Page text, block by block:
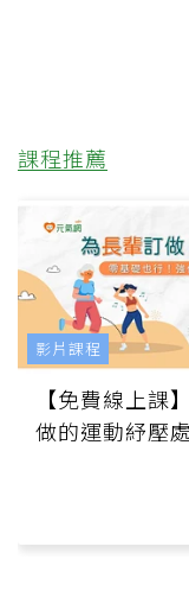
課程推薦
【免費線上課
做的運動紓壓
影片課程